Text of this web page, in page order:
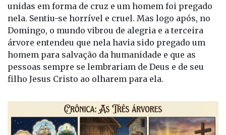
unidas em forma de cruz e um homem foi pregado
nela. Sentiu-se horrível e cruel. Mas logo após, no
Domingo, o mundo vibrou de alegria e a terceira
árvore entendeu que nela havia sido pregado um
homem para salvação da humanidade e que as
pessoas sempre se lembrariam de Deus e de seu
filho Jesus Cristo ao olharem para ela.